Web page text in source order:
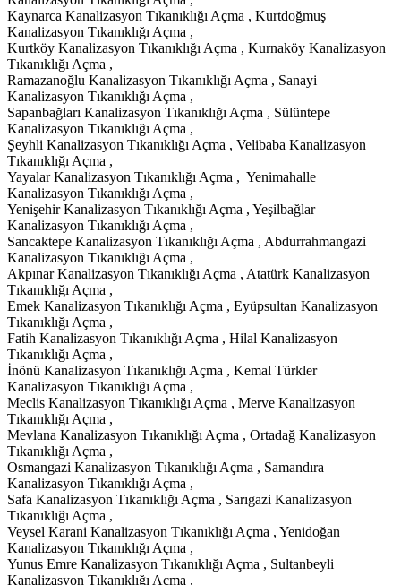
Kaynarca Kanalizasyon Tıkanıklığı Açma , Kurtdoğmuş
Kanalizasyon Tıkanıklığı Açma ,
Kurtköy Kanalizasyon Tıkanıklığı Açma , Kurnaköy Kanalizasyon
Tıkanıklığı Açma ,
Ramazanoğlu Kanalizasyon Tıkanıklığı Açma , Sanayi
Kanalizasyon Tıkanıklığı Açma ,
Sapanbağları Kanalizasyon Tıkanıklığı Açma , Sülüntepe
Kanalizasyon Tıkanıklığı Açma ,
Şeyhli Kanalizasyon Tıkanıklığı Açma , Velibaba Kanalizasyon
Tıkanıklığı Açma ,
Yayalar Kanalizasyon Tıkanıklığı Açma , Yenimahalle
Kanalizasyon Tıkanıklığı Açma ,
Yenişehir Kanalizasyon Tıkanıklığı Açma , Yeşilbağlar
Kanalizasyon Tıkanıklığı Açma ,
Sancaktepe Kanalizasyon Tıkanıklığı Açma , Abdurrahmangazi
Kanalizasyon Tıkanıklığı Açma ,
Akpınar Kanalizasyon Tıkanıklığı Açma , Atatürk Kanalizasyon
Tıkanıklığı Açma ,
Emek Kanalizasyon Tıkanıklığı Açma , Eyüpsultan Kanalizasyon
Tıkanıklığı Açma ,
Fatih Kanalizasyon Tıkanıklığı Açma , Hilal Kanalizasyon
Tıkanıklığı Açma ,
İnönü Kanalizasyon Tıkanıklığı Açma , Kemal Türkler
Kanalizasyon Tıkanıklığı Açma ,
Meclis Kanalizasyon Tıkanıklığı Açma , Merve Kanalizasyon
Tıkanıklığı Açma ,
Mevlana Kanalizasyon Tıkanıklığı Açma , Ortadağ Kanalizasyon
Tıkanıklığı Açma ,
Osmangazi Kanalizasyon Tıkanıklığı Açma , Samandıra
Kanalizasyon Tıkanıklığı Açma ,
Safa Kanalizasyon Tıkanıklığı Açma , Sarıgazi Kanalizasyon
Tıkanıklığı Açma ,
Veysel Karani Kanalizasyon Tıkanıklığı Açma , Yenidoğan
Kanalizasyon Tıkanıklığı Açma ,
Yunus Emre Kanalizasyon Tıkanıklığı Açma , Sultanbeyli
Kanalizasyon Tıkanıklığı Açma ,